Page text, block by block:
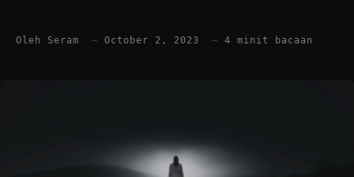
Oleh Seram — October 2, 2023 — 4 minit bacaan